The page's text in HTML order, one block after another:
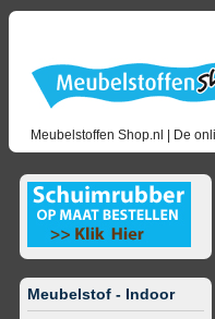
Meubelstoffen Shop.nl | De
Meubelstof - Indoor